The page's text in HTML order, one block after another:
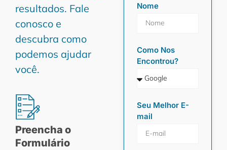
resultados. Fale
conosco e
descubra como
podemos ajudar
você.
Preencha o
Formulário
Nome
Como Nos
Encontrou?
Seu Melhor E-
mail